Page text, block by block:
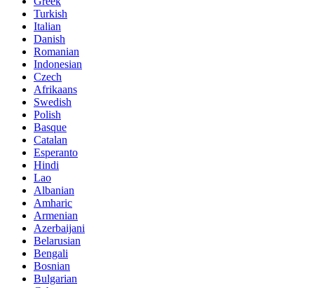
Turkish
Italian
Danish
Romanian
Indonesian
Czech
Afrikaans
Swedish
Polish
Basque
Catalan
Esperanto
Hindi
Lao
Albanian
Amharic
Armenian
Azerbaijani
Belarusian
Bengali
Bosnian
Bulgarian